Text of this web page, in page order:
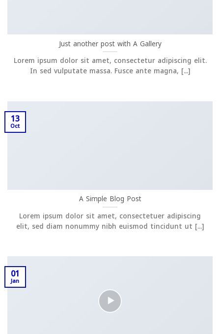
Just another post with A Gallery
Lorem ipsum dolor sit amet, consectetur adipiscing elit.
In sed vulputate massa. Fusce ante magna, [...]
A Simple Blog Post
Lorem ipsum dolor sit amet, consectetuer adipiscing
elit, sed diam nonummy nibh euismod tincidunt ut [...]
13
Oct
01
Jan